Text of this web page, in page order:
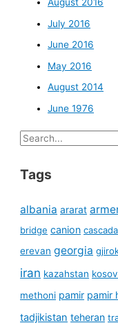
August 2016
July 2016
June 2016
May 2016
August 2014
June 1976
Search
Tags
albania ararat
bridge canion cascada
erevan georgia
iran kazahstan
methoni pamir pamir
tadjikistan teheran